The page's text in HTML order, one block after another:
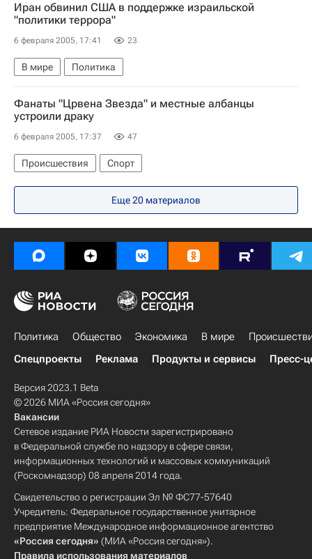
Иран обвинил США в поддержке израильской
"политики террора"
6 февраля 2005, 17:41 23
В мире Политика
Фанаты "Црвена Звезда" и местные албанцы
устроили драку
6 февраля 2005, 17:37 47
Происшествия Спорт
Еще 20 материалов
Политика Общество Экономика В мире
Спецпроекты
Реклама Продукты и сервисы Пресс-
Версия 2023.1 Beta
© 2026 МИА «Россия сегодня»
Вакансии
Сетевое издание РИА Новости зарегистрировано
в Федеральной службе по надзору в сфере связи,
информационных технологий и массовых коммуникаций
(Роскомнадзор) 08 апреля 2014 года.
Свидетельство о регистрации Эл № ФС77-57640
Учредитель: Федеральное государственное унитарное
предприятие Международное информационное агентство
«Россия сегодня» (МИА «Россия сегодня»).
Правила использования материалов